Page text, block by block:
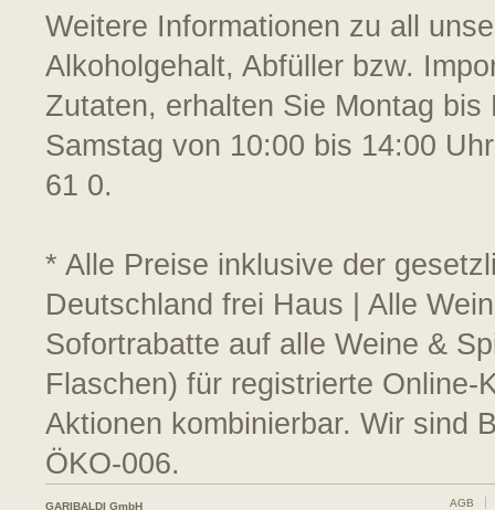
Weitere Informationen zu all
Alkoholgehalt, Abfüller bzw.
Zutaten, erhalten Sie Montag
Samstag von 10:00 bis 14:00
61 0.
* Alle Preise inklusive der
Deutschland frei Haus | Alle
Sofortrabatte auf alle Weine &
Flaschen) für registrierte
Aktionen kombinierbar. Wir sind
ÖKO-006.
GARIBALDI GmbH AGB